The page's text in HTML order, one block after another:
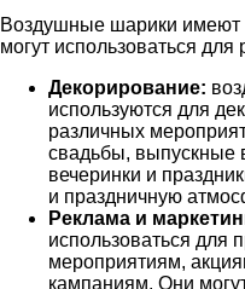
Воздушные шарики имеют
могут использоваться для
Декорирование:
используются для
различных
свадьбы, выпускные
вечеринки и
и праздничную
Реклама и
использоваться для
мероприятиям,
кампаниям. Они